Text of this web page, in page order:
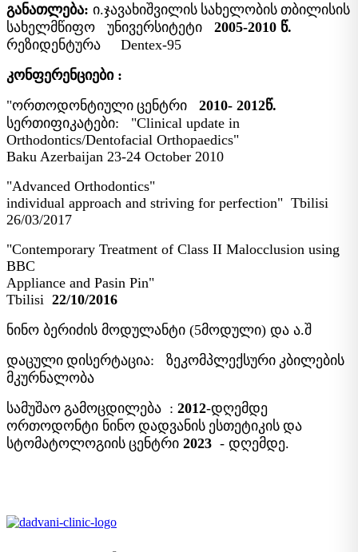
განათლება: ი.ჯავახიშვილის სახელობის თბილისის
სახელმწიფო
უნივერსიტეტი 2005-2010 წ.
რეზიდენტურა Dentex-95
კონფერენციები :
"ორთოდონტიული ცენტრი 2010- 2012წ.
სერთიფიკატები: "Clinical update in
Orthodontics/Dentofacial Orthopaedics"
Baku Azerbaijan 23-24 October 2010
"Advanced Orthodontics"
individual approach and striving for perfection" Tbilisi
26/03/2017
"Contemporary Treatment of Class II Malocclusion using
BBC
Appliance and Pasin Pin"
Tbilisi 22/10/2016
ნინო ბერიძის მოდულანტი (5მოდული) და ა.შ
დაცული დისერტაცია: ზეკომპლექსური კბილების
მკურნალობა
სამუშაო გამოცდილება : 2012-დღემდე
ორთოდონტი ნინო დადვანის ესთეტიკის და
სტომატოლოგიის ცენტრი 2023 - დღემდე.